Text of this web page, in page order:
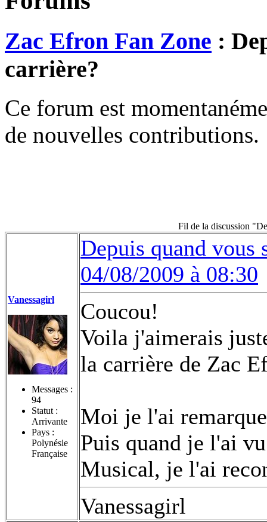
Zac Efron Fan Zone :
carrière?
Ce forum est
de nouvelles contributions.
Fil de la discussion
Vanessagirl
Messages :
94
Statut :
Arrivante
Pays :
Polynésie
Française
Depuis quand
04/08/2009 à 08:30
Coucou!
Voila j'aimerais
la carrière de Zac
Moi je l'ai
Puis quand je l'ai
Musical, je l'ai
Vanessagirl